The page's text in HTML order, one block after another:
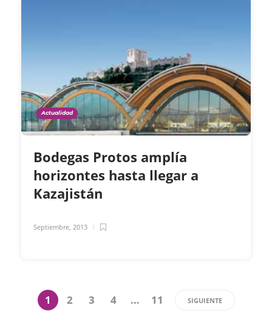
Actualidad
Bodegas Protos amplía
horizontes hasta llegar a
Kazajistán
Septiembre, 2013
1 2 3 4 … 11 SIGUIENTE